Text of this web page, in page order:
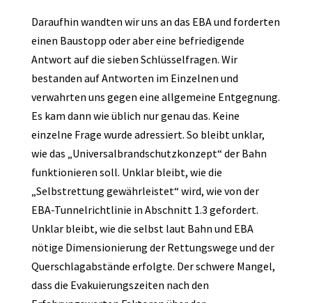
Daraufhin wandten wir uns an das EBA und forderten
einen Baustopp oder aber eine befriedigende
Antwort auf die sieben Schlüsselfragen. Wir
bestanden auf Antworten im Einzelnen und
verwahrten uns gegen eine allgemeine Entgegnung.
Es kam dann wie üblich nur genau das. Keine
einzelne Frage wurde adressiert. So bleibt unklar,
wie das „Universalbrandschutzkonzept“ der Bahn
funktionieren soll. Unklar bleibt, wie die
„Selbstrettung gewährleistet“ wird, wie von der
EBA-Tunnelrichtlinie in Abschnitt 1.3 gefordert.
Unklar bleibt, wie die selbst laut Bahn und EBA
nötige Dimensionierung der Rettungswege und der
Querschlagabstände erfolgte. Der schwere Mangel,
dass die Evakuierungszeiten nach den